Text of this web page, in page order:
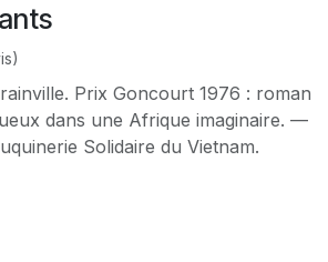
Prix Goncourt 1976 : roman
dans une Afrique imaginaire. —
Solidaire du Vietnam.